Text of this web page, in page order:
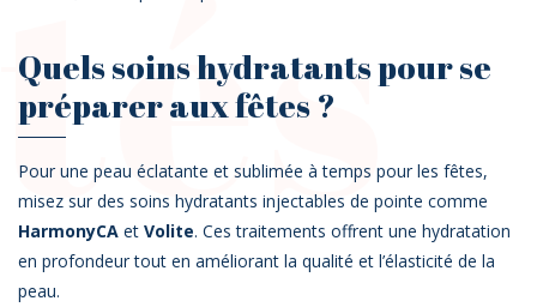
tés
Quels soins hydratants pour se
préparer aux fêtes ?
Pour une peau éclatante et sublimée à temps pour les fêtes,
misez sur des soins hydratants injectables de pointe comme
HarmonyCA et Volite. Ces traitements offrent une hydratation
en profondeur tout en améliorant la qualité et l’élasticité de la
peau.